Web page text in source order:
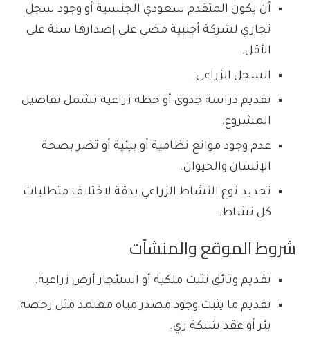
أن يكون المتقدم سعودي الجنسية أو وجود سجل
تجاري لشركة أجنبية مضى على إصدارها سنة على
الأقل.
السجل الزراعي.
تقديم دراسة جدوى أو خطة زراعية تشمل تفاصيل
المشروع.
عدم وجود موانع نظامية أو بيئية أو تضر بصحة
الإنسان والحيوان.
تحديد نوع النشاط الزراعي بدقة لاختلاف متطلبات
كل نشاط.
شروط الموقع والمنشآت
تقديم وثائق تثبت ملكية أو استئجار أرض زراعية.
تقديم ما يثبت وجود مصدر مياه معتمد مثل رخصة
بئر أو عقد شبكة ري.